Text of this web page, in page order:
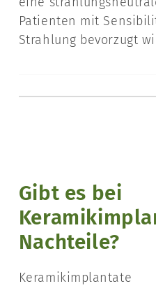
Patienten mit
Strahlung bevorzugt
Gibt es bei
Nachteile?